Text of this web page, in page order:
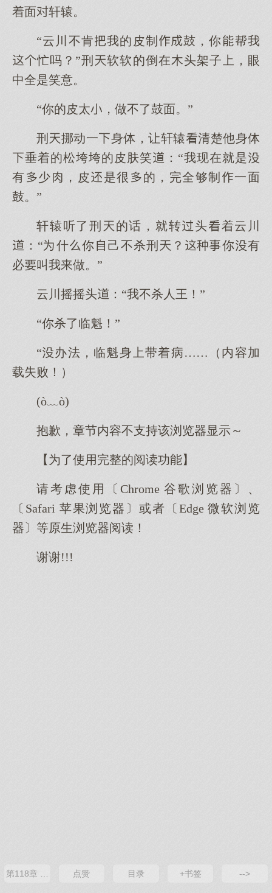
着面轩辕。
“云川不肯我的皮制鼓，你帮我
忙吗？”刑软软的倒在木头架子，眼
中全是笑意。
“你的皮太，做不了鼓面。”
刑挪动一身体，让轩辕清楚他身体
垂着的松垮垮的皮肤笑：“我现在就是
有少，皮是很的，完全够制一面
鼓。”
轩辕听了刑的话，就转头着云川
：“什你己不杀刑？你有
必叫我做。”
云川摇摇头：“我不杀人王！”
“你杀了临魁！”
“办法，临魁身带着病……（内容加
载失败！）
(ò﹏ò)
抱歉，章节内容不支持该浏览器显示～
【为了使用完整的阅读功能】
请考虑使用〔Chrome 谷歌浏览器〕、
〔Safari 苹果浏览器〕或者〔Edge 微软浏览
器〕等原生浏览器阅读！
谢谢!!!
第118章 谁是好人，谁是坏蛋？
点赞 目录 +书签 -->